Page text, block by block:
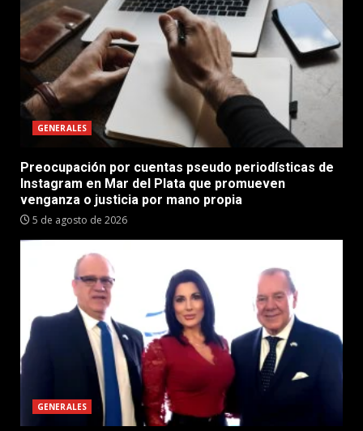
GENERALES
Preocupación por cuentas pseudo periodísticas de
Instagram en Mar del Plata que promueven
venganza o justicia por mano propia
5 de agosto de 2026
GENERALES